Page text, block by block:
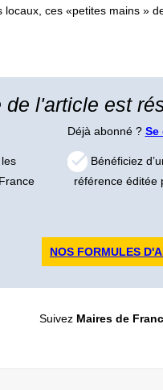
locaux, ces «petites mains »
de l'article est
Déjà abonné ? Se
Bénéficiez
référence éditée
NOS FORMULES
Suivez Maires de